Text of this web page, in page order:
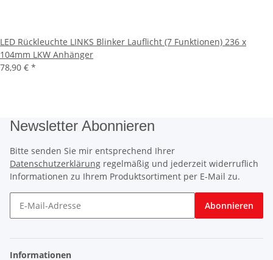
LED Rückleuchte LINKS Blinker Lauflicht (7 Funktionen) 236 x
104mm LKW Anhänger
78,90 € *
Newsletter Abonnieren
Bitte senden Sie mir entsprechend Ihrer
Datenschutzerklärung regelmäßig und jederzeit widerruflich
Informationen zu Ihrem Produktsortiment per E-Mail zu.
Abonnieren
Informationen